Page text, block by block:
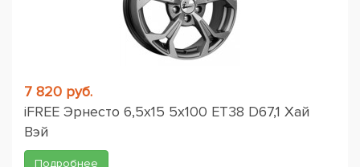
7 820 руб.
iFREE Эрнесто 6,5x15 5x100 ET38 D67,1 Хай
Вэй
Подробнее